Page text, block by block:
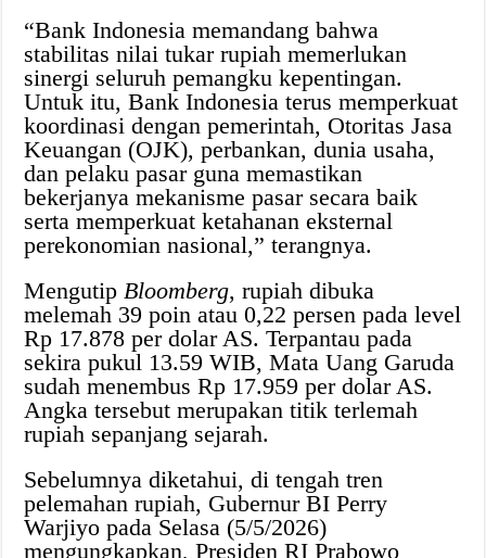
“Bank Indonesia memandang bahwa
stabilitas nilai tukar rupiah memerlukan
sinergi seluruh pemangku kepentingan.
Untuk itu, Bank Indonesia terus memperkuat
koordinasi dengan pemerintah, Otoritas Jasa
Keuangan (OJK), perbankan, dunia usaha,
dan pelaku pasar guna memastikan
bekerjanya mekanisme pasar secara baik
serta memperkuat ketahanan eksternal
perekonomian nasional,” terangnya.
MengutipBloomberg, rupiah dibuka
melemah 39 poin atau 0,22 persen pada level
Rp 17.878 per dolar AS. Terpantau pada
sekira pukul 13.59 WIB, Mata Uang Garuda
sudah menembus Rp 17.959 per dolar AS.
Angka tersebut merupakan titik terlemah
rupiah sepanjang sejarah.
Sebelumnya diketahui, di tengah tren
pelemahan rupiah, Gubernur BI Perry
Warjiyo pada Selasa (5/5/2026)
mengungkapkan, Presiden RI Prabowo